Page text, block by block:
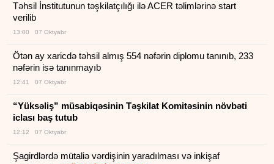
Təhsil İnstitutunun təşkilatçılığı ilə ACER təlimlərinə start
verilib
13:00 07 Oktyabr
Ötən ay xaricdə təhsil almış 554 nəfərin diplomu tanınıb, 233
nəfərin isə tanınmayıb
12:41 07 Oktyabr
“Yüksəliş” müsabiqəsinin Təşkilat Komitəsinin növbəti
iclası baş tutub
12:12 07 Oktyabr
Şagirdlərdə mütaliə vərdişinin yaradılması və inkişaf